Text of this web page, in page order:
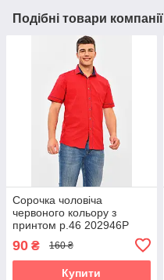
Подібні товари компанії
Сорочка чоловіча
червоного кольору з
принтом р.46 202946P
90 ₴ 160 ₴
Купити